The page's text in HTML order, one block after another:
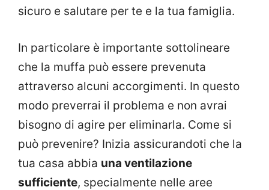
sicuro e salutare per te e la tua famiglia.
In particolare è importante sottolineare
che la muffa può essere prevenuta
attraverso alcuni accorgimenti. In questo
modo preverrai il problema e non avrai
bisogno di agire per eliminarla. Come si
può prevenire? Inizia assicurandoti che la
tua casa abbia una ventilazione
sufficiente, specialmente nelle aree